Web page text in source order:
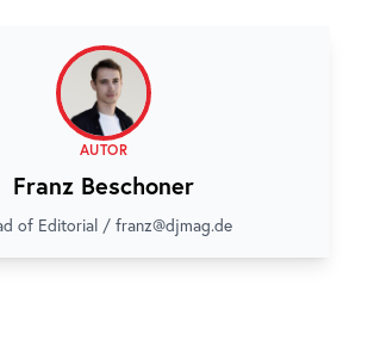
AUTOR
Franz Beschoner
of Editorial / franz@djmag.de